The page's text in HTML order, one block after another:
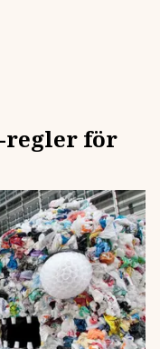
regler för